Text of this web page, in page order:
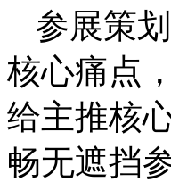
参展策
核心痛点
给主推核
畅无遮挡